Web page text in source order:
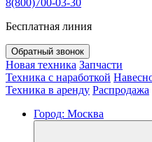
Бесплатная линия
Обратный звонок
Новая техника Запчасти
Техника с наработкой
Техника в аренду Распродажа
Город: Москва